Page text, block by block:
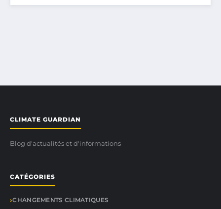
CLIMATE GUARDIAN
Blog d'actualités et d'informations
CATÉGORIES
CHANGEMENTS CLIMATIQUES